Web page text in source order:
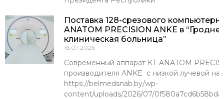
Поставка 128-срезового
ANATOM PRECISION ANKE в
клиническая больница”
16.07.2026
Современный аппарат КТ ANATOM
производителя ANKE с низкой лучевой
https://belmedsnab.by/wp-
content/uploads/2026/07/